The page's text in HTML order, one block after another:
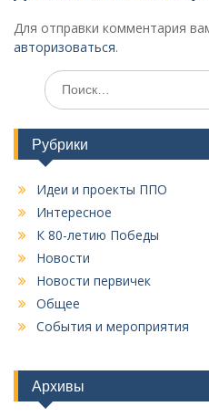
я
п
а
п
и
с
я
м
Для отправки комментария
авторизоваться.
И
с
а
т
:
Рубрики
Идеи и проекты ППО
Интересное
К 80-летию Победы
Новости
Новости первичек
Общее
События и мероприятия
Архивы